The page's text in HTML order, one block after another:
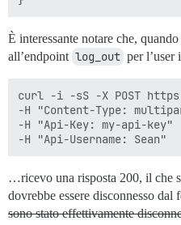
È interessante notare che,
all’endpoint log_out per
curl -i -sS -X POST
-H "Content-Type:
-H "Api-Key: my-api-key"
…ricevo una risposta 200, il che
dovrebbe essere disconnesso dal
sono stato effettivamente